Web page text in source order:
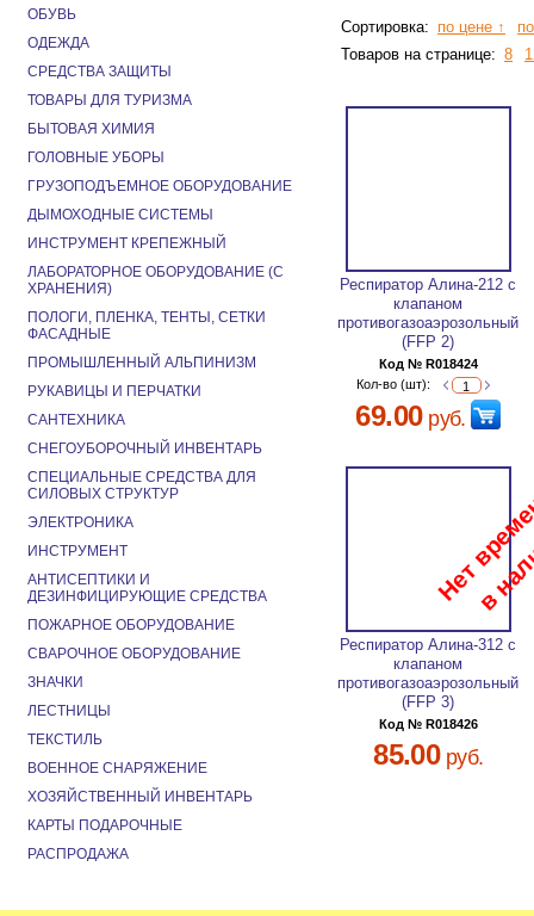
Сортировка: по цене ↑
Товаров на странице: 8
Респиратор Алина-212 с
клапаном
противогазоаэрозольный
(FFP 2)
Код № R018424
Кол-во (шт):
69.00руб.
Респиратор Алина-312 с
клапаном
противогазоаэрозольный
(FFP 3)
Код № R018426
85.00руб.
ОБУВЬ
ОДЕЖДА
СРЕДСТВА ЗАЩИТЫ
ТОВАРЫ ДЛЯ ТУРИЗМА
БЫТОВАЯ ХИМИЯ
ГОЛОВНЫЕ УБОРЫ
ГРУЗОПОДЪЕМНОЕ ОБОРУДОВАНИЕ
ДЫМОХОДНЫЕ СИСТЕМЫ
ИНСТРУМЕНТ КРЕПЕЖНЫЙ
ЛАБОРАТОРНОЕ ОБОРУДОВАНИЕ (С
ХРАНЕНИЯ)
ПОЛОГИ, ПЛЕНКА, ТЕНТЫ, СЕТКИ
ФАСАДНЫЕ
ПРОМЫШЛЕННЫЙ АЛЬПИНИЗМ
РУКАВИЦЫ И ПЕРЧАТКИ
САНТЕХНИКА
СНЕГОУБОРОЧНЫЙ ИНВЕНТАРЬ
СПЕЦИАЛЬНЫЕ СРЕДСТВА ДЛЯ
СИЛОВЫХ СТРУКТУР
ЭЛЕКТРОНИКА
ИНСТРУМЕНТ
АНТИСЕПТИКИ И
ДЕЗИНФИЦИРУЮЩИЕ СРЕДСТВА
ПОЖАРНОЕ ОБОРУДОВАНИЕ
СВАРОЧНОЕ ОБОРУДОВАНИЕ
ЗНАЧКИ
ЛЕСТНИЦЫ
ТЕКСТИЛЬ
ВОЕННОЕ СНАРЯЖЕНИЕ
ХОЗЯЙСТВЕННЫЙ ИНВЕНТАРЬ
КАРТЫ ПОДАРОЧНЫЕ
РАСПРОДАЖА